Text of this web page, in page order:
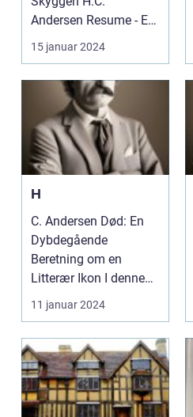
Andersen Resume - En
introduktion til et
mørkt l...
15 januar 2024
H
C. Andersen Død: En
Dybdegående
Beretning om en
Litterær Ikon I denne
artikel vil vi udforske
omfat...
11 januar 2024